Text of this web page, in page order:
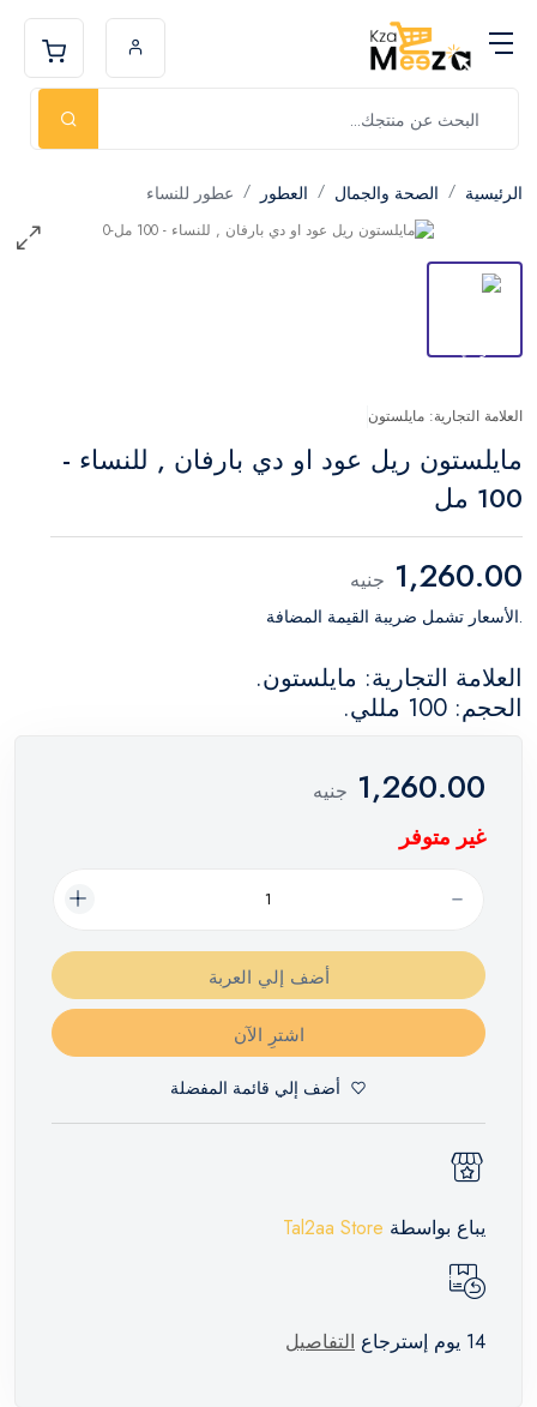
الرئيسية الصحة والجمال العطور عطور للنساء
العلامة التجارية: مايلستون
مايلستون ريل عود او دي بارفان , للنساء -
100 مل
1,260.00 جنيه
.الأسعار تشمل ضريبة القيمة المضافة
العلامة التجارية: مايلستون.
الحجم: 100 مللي.
1,260.00 جنيه
غير متوفر
أضف إلي العربة
اشترِ الآن
أضف إلي قائمة المفضلة
يباع بواسطة Tal2aa Store
14 يوم إسترجاع التفاصيل